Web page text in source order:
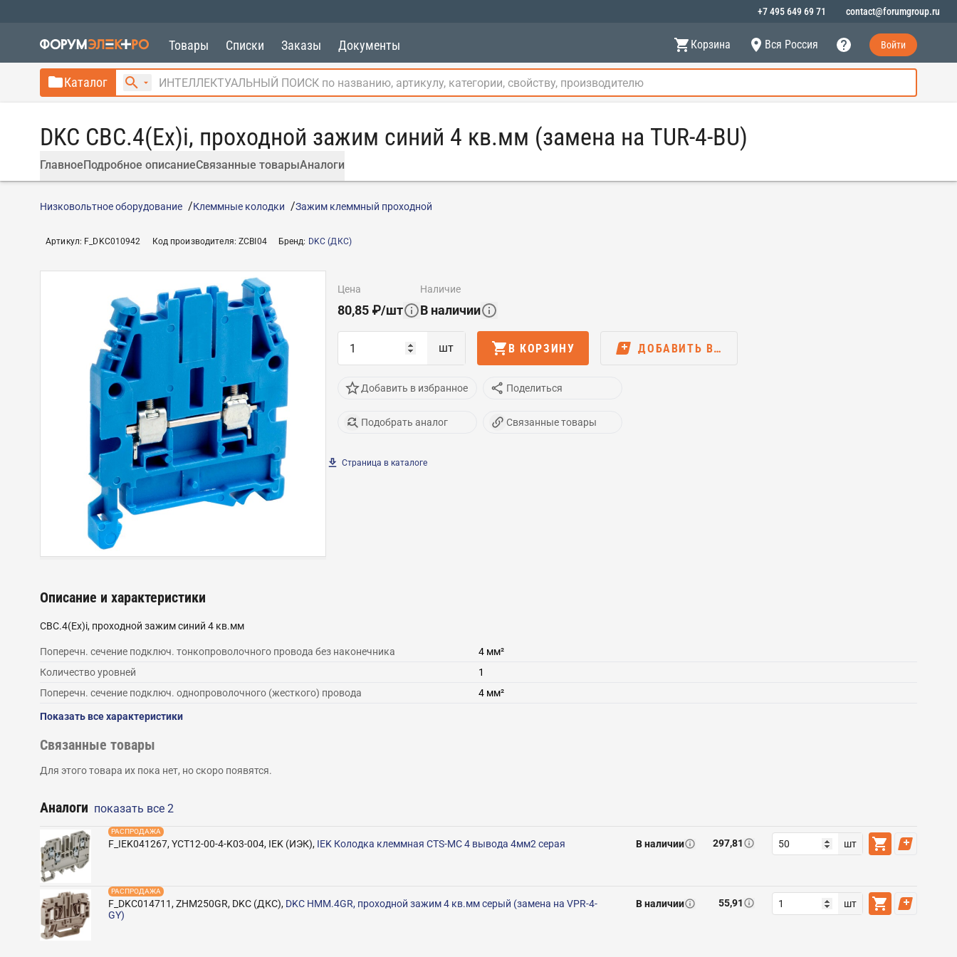
+7 495 649 69 71 contact@forumgroup.ru
Товары Списки Заказы Документы Корзина Вся Россия Войти
Каталог
DKC CBC.4(Ex)i, проходной зажим синий 4 кв.мм (замена на TUR-4-BU)
ГлавноеПодробное описаниеСвязанные товарыАналоги
Низковольтное оборудование Клеммные колодки Зажим клеммный проходной
Артикул: F_DKC010942 Код производителя:ZCBI04 Бренд: DKC (ДКС)
цена
80,85 ₽/шт
наличие
В наличии
шт В КОРЗИНУ ДОБАВИТЬ В…
Добавить в избранное Поделиться
Подобрать аналог Связанные товары
Страница в каталоге
Описание и характеристики
CBC.4(Ex)i, проходной зажим синий 4 кв.мм
Поперечн. сечение подключ. тонкопроволочного провода без наконечника 4 мм²
Количество уровней
1
Поперечн. сечение подключ. однопроволочного (жесткого) провода
4 мм²
Показать все характеристики
Связанные товары
Для этого товара их пока нет, но скоро появятся.
Аналоги показать все 2
РАСПРОДАЖА
F_IEK041267,YCT12-00-4-K03-004, IEK (ИЭК), IEK Колодка клеммная CTS-MC 4 вывода 4мм2 серая В наличии 297,81 шт
РАСПРОДАЖА
F_DKC014711,ZHM250GR, DKC (ДКС), DKC HMM.4GR, проходной зажим 4 кв.мм серый (замена на VPR-4-
GY)
В наличии 55,91 шт